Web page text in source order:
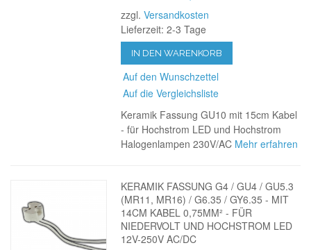
zzgl.Versandkosten
Lieferzeit: 2-3 Tage
IN DEN WARENKORB
Auf den Wunschzettel
Auf die Vergleichsliste
Keramik Fassung GU10 mit 15cm Kabel
- für Hochstrom LED und Hochstrom
Halogenlampen 230V/AC Mehr erfahren
KERAMIK FASSUNG G4 / GU4 / GU5.3
(MR11, MR16) / G6.35 / GY6.35 - MIT
14CM KABEL 0,75MM² - FÜR
NIEDERVOLT UND HOCHSTROM LED
12V-250V AC/DC